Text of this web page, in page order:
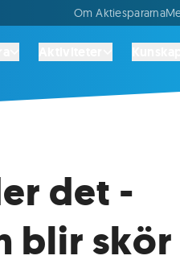
Om Aktiespararna
det -
blir skör